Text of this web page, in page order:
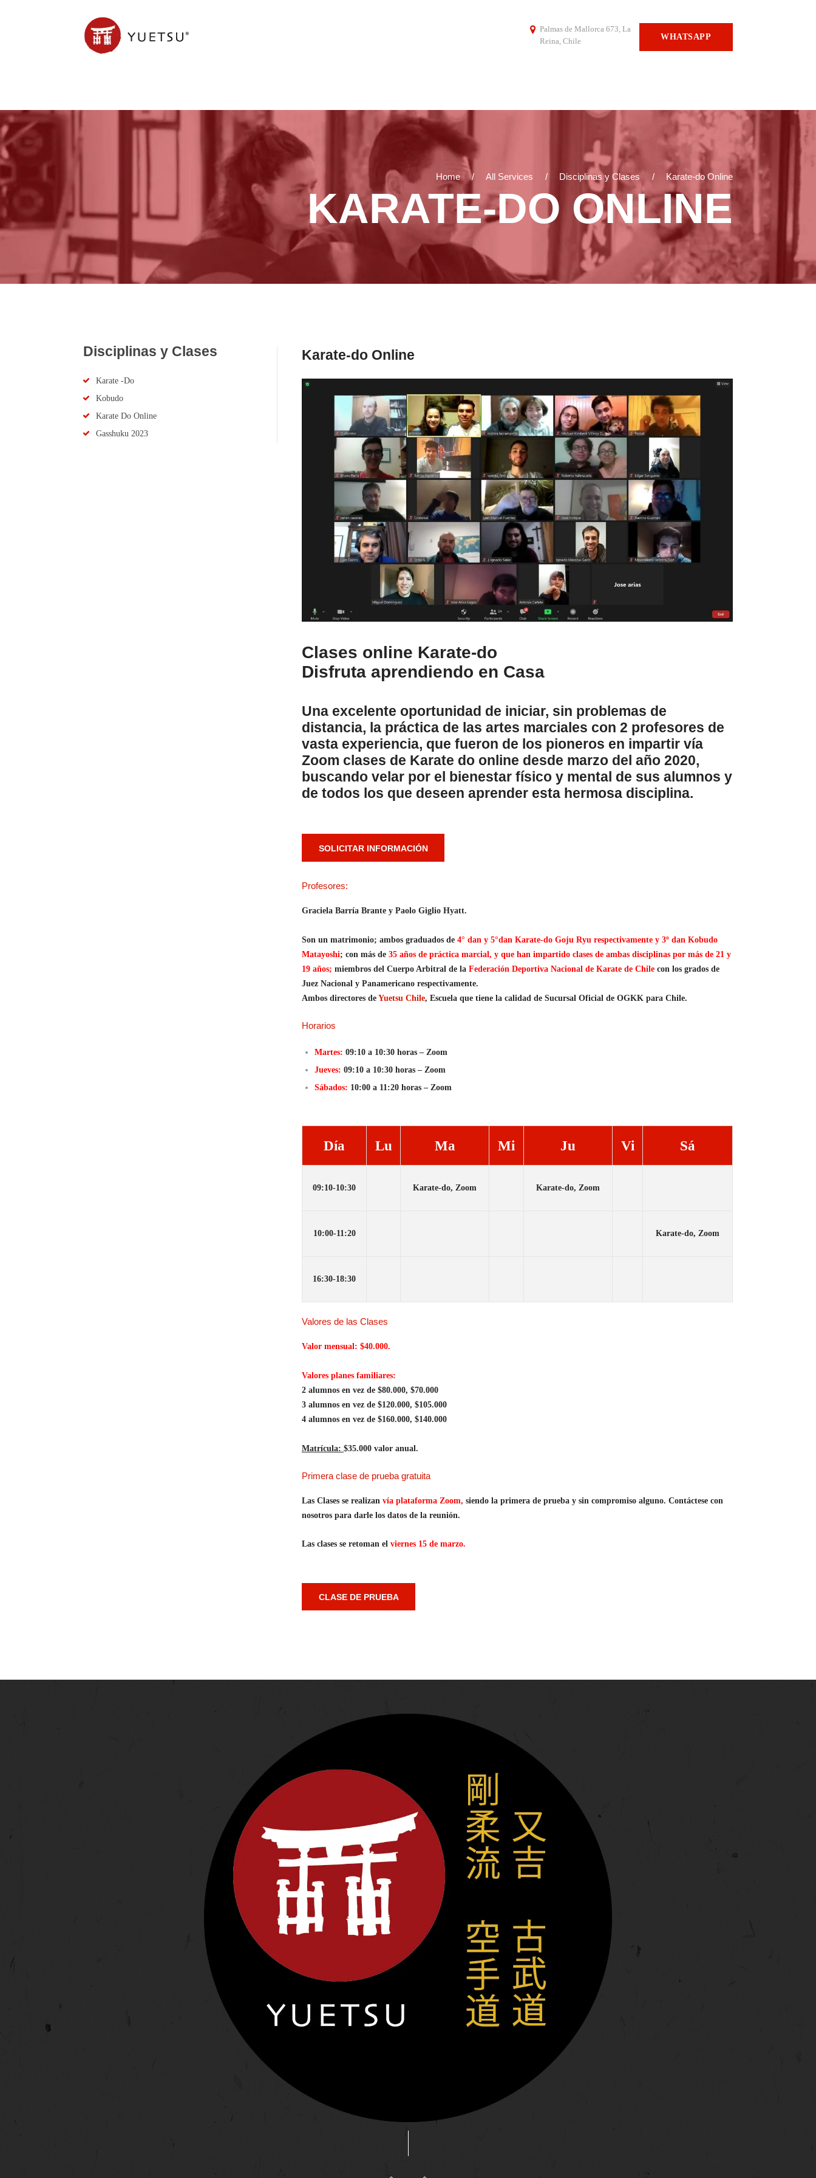
WHATSAPP
Palmas de Mallorca 673, La
Reina, Chile
Home All Services Disciplinas y Clases Karate-do Online
KARATE-DO ONLINE
Karate-do Online
Clases online Karate-do
Disfruta aprendiendo en Casa
Una excelente oportunidad de iniciar, sin problemas de
distancia, la práctica de las artes marciales con 2 profesores de
vasta experiencia, que fueron de los pioneros en impartir vía
Zoom clases de Karate do online desde marzo del año 2020,
buscando velar por el bienestar físico y mental de sus alumnos y
de todos los que deseen aprender esta hermosa disciplina.
SOLICITAR INFORMACIÓN
Profesores:
Graciela Barría Brante y Paolo Giglio Hyatt.
Son un matrimonio; ambos graduados de 4° dan y 5°dan Karate-do Goju Ryu respectivamente y 3º dan Kobudo
Matayoshi; con más de 35 años de práctica marcial, y que han impartido clases de ambas disciplinas por más de 21 y
19 años; miembros del Cuerpo Arbitral de la Federación Deportiva Nacional de Karate de Chile con los grados de
Juez Nacional y Panamericano respectivamente.
Ambos directores de Yuetsu Chile, Escuela que tiene la calidad de Sucursal Oficial de OGKK para Chile.
Horarios
Martes: 09:10 a 10:30 horas – Zoom
Jueves: 09:10 a 10:30 horas – Zoom
Sábados: 10:00 a 11:20 horas – Zoom
Día Lu Ma Mi Ju Vi Sá
09:10-10:30 Karate-do, Zoom Karate-do, Zoom
10:00-11:20 Karate-do, Zoom
16:30-18:30
Valores de las Clases
Valor mensual: $40.000.
Valores planes familiares:
2 alumnos en vez de $80.000, $70.000
3 alumnos en vez de $120.000, $105.000
4 alumnos en vez de $160.000, $140.000
Matrícula: $35.000 valor anual.
Primera clase de prueba gratuita
Las Clases se realizan vía plataforma Zoom, siendo la primera de prueba y sin compromiso alguno. Contáctese con
nosotros para darle los datos de la reunión.
Las clases se retoman el viernes 15 de marzo.
CLASE DE PRUEBA
Disciplinas y Clases
Karate -Do
Kobudo
Karate Do Online
Gasshuku 2023